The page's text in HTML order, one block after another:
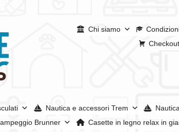
Chi siamo
Checkout
Nautica e accessori Trem
Brunner
Casette in legno relax in